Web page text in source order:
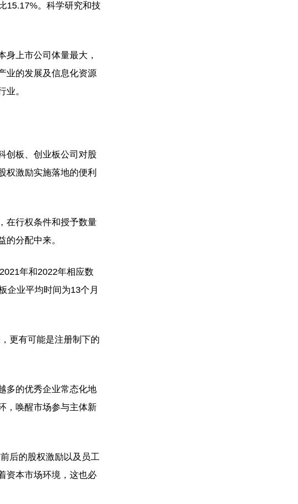
15.17%。科学研究和技
上市公司体量最大，
业的发展及信息化资源
。
板、创业板公司对股
权激励实施落地的便利
行权条件和授予数量
分配中来。
年和2022年相应数
企业平均时间为13个月
更有可能是注册制下的
的优秀企业常态化地
，唤醒市场参与主体新
后的股权激励以及员工
资本市场环境，这也必